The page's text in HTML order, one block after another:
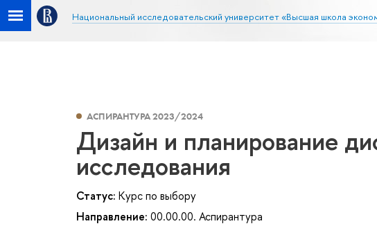
Национальный исследовательский университет «Высшая школа
АСПИРАНТУРА 2023/2024
Дизайн и планирование
исследования
Статус: Курс по выбору
Направление: 00.00.00. Аспирантура